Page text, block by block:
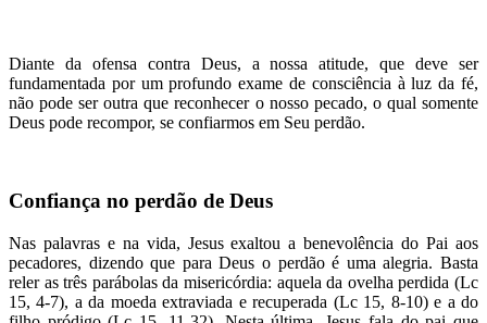
Diante da ofensa contra Deus, a nossa atitude, que deve ser
fundamentada por um profundo exame de consciência à luz da fé,
não pode ser outra que reconhecer o nosso pecado, o qual somente
Deus pode recompor, se confiarmos em Seu perdão.
Confiança no perdão de Deus
Nas palavras e na vida, Jesus exaltou a benevolência do Pai aos
pecadores, dizendo que para Deus o perdão é uma alegria. Basta
reler as três parábolas da misericórdia: aquela da ovelha perdida (Lc
15, 4-7), a da moeda extraviada e recuperada (Lc 15, 8-10) e a do